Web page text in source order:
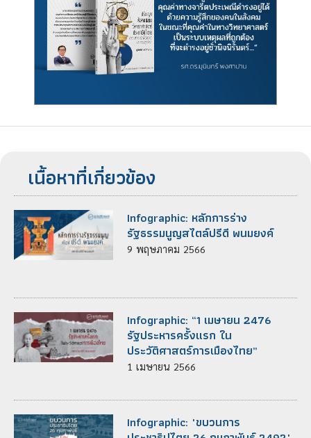
เนื้อหาที่เกี่ยวข้อง
Infographic: หลักการร่าง
รัฐธรรมนูญสไตล์ปรีดี พนมยงค์
9 พฤษภาคม 2566
Infographic: “1 เมษายน 2476
รัฐประหารครั้งแรก ใน
ประวัติศาสตร์การเมืองไทย”
1 เมษายน 2566
Infographic: "ขบวนการ